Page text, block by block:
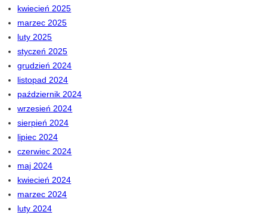
kwiecień 2025
marzec 2025
luty 2025
styczeń 2025
grudzień 2024
listopad 2024
październik 2024
wrzesień 2024
sierpień 2024
lipiec 2024
czerwiec 2024
maj 2024
kwiecień 2024
marzec 2024
luty 2024